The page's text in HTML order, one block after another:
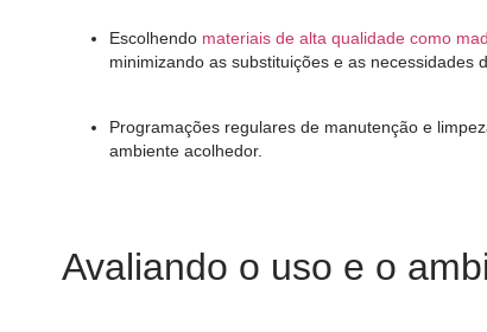
Escolhendo materiais de alta qualidade como
minimizando as substituições e as necessidades
Programações regulares de manutenção e
ambiente acolhedor.
Avaliando o uso e o